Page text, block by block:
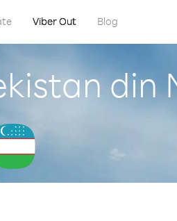
Viber Out Blog
din